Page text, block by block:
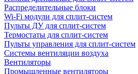
Распределительные блоки
Wi-Fi модули для сплит-систем
Пульты ДУ для сплит-систем
Термостаты для сплит-систем
Пульты управления для сплит-систем
Системы вентиляции воздуха
Вентиляторы
Промышленные вентиляторы